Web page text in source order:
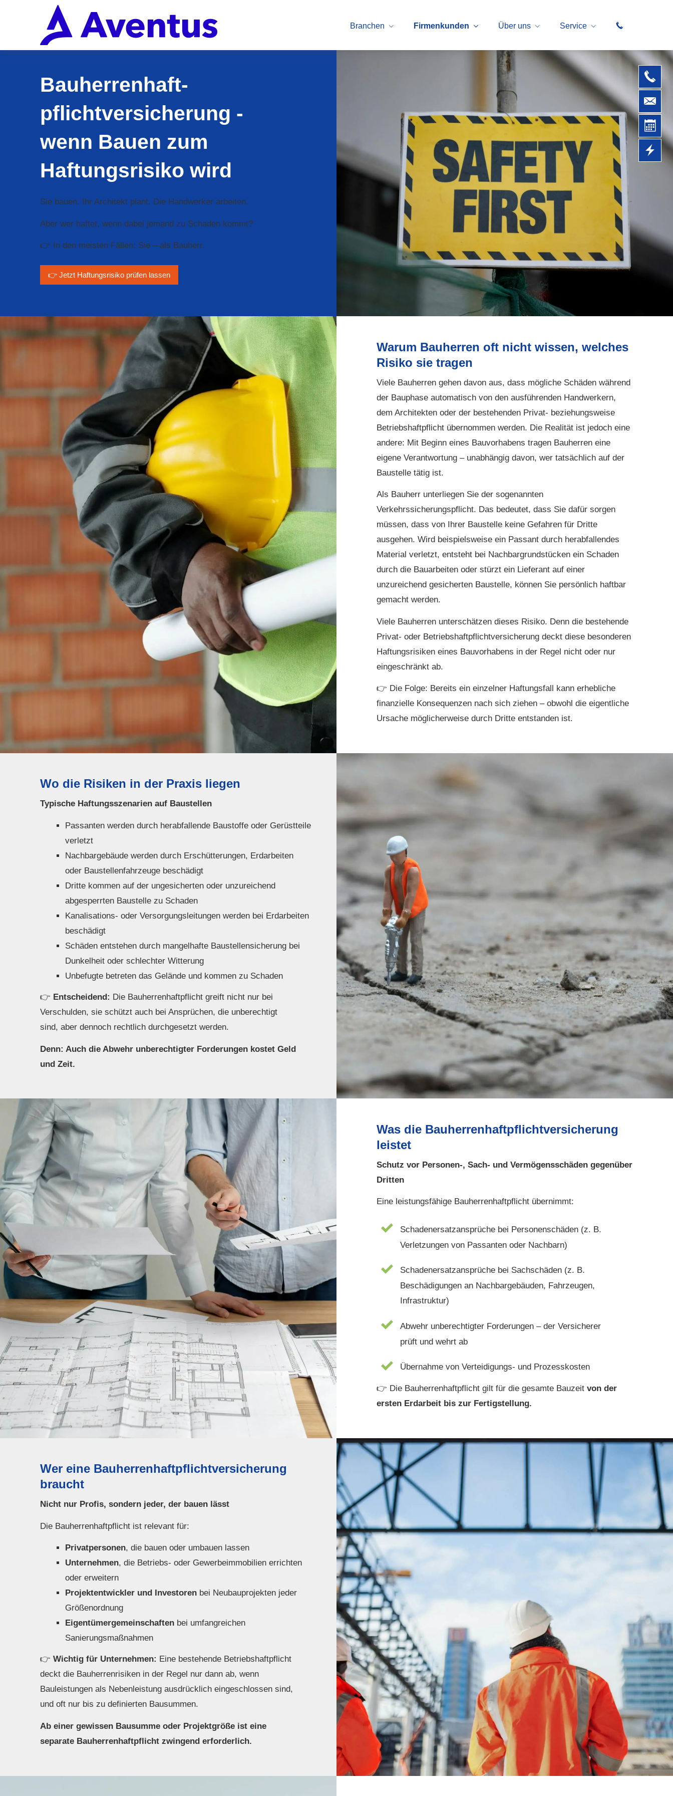
Branchen Firmenkunden Über uns Service
Bau­herren­haft­
pflichtversicherung -
wenn Bauen zum
Haftungsrisiko wird
Sie bauen. Ihr Architekt plant. Die Handwerker arbeiten.
Aber wer haftet, wenn dabei jemand zu Schaden kommt?
👉 In den meisten Fällen: Sie – als Bauherr.
👉 Jetzt Haftungsrisiko prüfen lassen
Warum Bauherren oft nicht wissen, welches
Risiko sie tragen
Viele Bauherren gehen davon aus, dass mögliche Schäden während
der Bauphase automatisch von den ausführenden Handwerkern,
dem Architekten oder der bestehenden Privat- beziehungsweise
Betriebshaftpflicht übernommen werden. Die Realität ist jedoch eine
andere: Mit Beginn eines Bauvorhabens tragen Bauherren eine
eigene Verantwortung – unabhängig davon, wer tatsächlich auf der
Baustelle tätig ist.
Als Bauherr unterliegen Sie der sogenannten
Verkehrssicherungspflicht. Das bedeutet, dass Sie dafür sorgen
müssen, dass von Ihrer Baustelle keine Gefahren für Dritte
ausgehen. Wird beispielsweise ein Passant durch herabfallendes
Material verletzt, entsteht bei Nachbargrundstücken ein Schaden
durch die Bauarbeiten oder stürzt ein Lieferant auf einer
unzureichend gesicherten Baustelle, können Sie persönlich haftbar
gemacht werden.
Viele Bauherren unterschätzen dieses Risiko. Denn die bestehende
Privat- oder Betriebshaftpflichtversicherung deckt diese besonderen
Haftungsrisiken eines Bauvorhabens in der Regel nicht oder nur
eingeschränkt ab.
👉 Die Folge: Bereits ein einzelner Haftungsfall kann erhebliche
finanzielle Konsequenzen nach sich ziehen – obwohl die eigentliche
Ursache möglicherweise durch Dritte entstanden ist.
Wo die Risiken in der Praxis liegen
Typische Haftungsszenarien auf Baustellen
Passanten werden durch herabfallende Baustoffe oder Gerüstteile
verletzt
Nachbargebäude werden durch Erschütterungen, Erdarbeiten
oder Baustellenfahrzeuge beschädigt
Dritte kommen auf der ungesicherten oder unzureichend
abgesperrten Baustelle zu Schaden
Kanalisations- oder Versorgungsleitungen werden bei Erdarbeiten
beschädigt
Schäden entstehen durch mangelhafte Baustellensicherung bei
Dunkelheit oder schlechter Witterung
Unbefugte betreten das Gelände und kommen zu Schaden
👉 Entscheidend: Die Bau­herren­haft­pflicht greift nicht nur bei
Verschulden, sie schützt auch bei Ansprüchen, die unberechtigt
sind, aber dennoch rechtlich durchgesetzt werden.
Denn: Auch die Abwehr unberechtigter Forderungen kostet Geld
und Zeit.
Was die Bau­herren­haft­pflichtversicherung
leistet
Schutz vor Per­sonen-, Sach- und Vermögensschäden gegenüber
Dritten
Eine leistungsfähige Bau­herren­haft­pflicht übernimmt:
Schadenersatzansprüche bei Per­sonenschäden (z. B.
Verletzungen von Passanten oder Nachbarn)
Schadenersatzansprüche bei Sachschäden (z. B.
Beschädigungen an Nachbargebäuden, Fahrzeugen,
Infrastruktur)
Abwehr unberechtigter Forderungen – der Versicherer
prüft und wehrt ab
Übernahme von Verteidigungs- und Prozesskosten
👉 Die Bau­herren­haft­pflicht gilt für die gesamte Bauzeit von der
ersten Erdarbeit bis zur Fertigstellung.
Wer eine Bau­herren­haft­pflichtversicherung
braucht
Nicht nur Profis, sondern jeder, der bauen lässt
Die Bau­herren­haft­pflicht ist relevant für:
Privatpersonen, die bauen oder umbauen lassen
Unternehmen, die Betriebs- oder Gewerbeimmobilien errichten
oder erweitern
Projektentwickler und Investoren bei Neubauprojekten jeder
Größenordnung
Eigentümergemeinschaften bei umfangreichen
Sanierungsmaßnahmen
👉 Wichtig für Unternehmen: Eine bestehende Betriebshaftpflicht
deckt die Bauherrenrisiken in der Regel nur dann ab, wenn
Bauleistungen als Nebenleistung ausdrücklich eingeschlossen sind,
und oft nur bis zu definierten Bausummen.
Ab einer gewissen Bausumme oder Projektgröße ist eine
separate Bau­herren­haft­pflicht zwingend erforderlich.